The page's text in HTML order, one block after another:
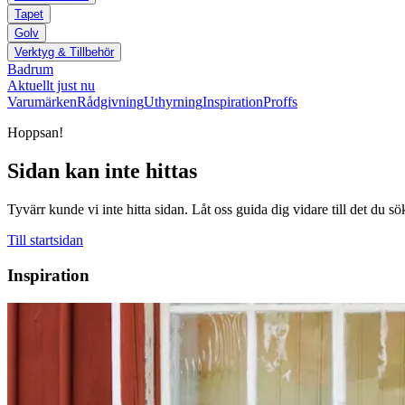
Tapet
Golv
Verktyg & Tillbehör
Badrum
Aktuellt just nu
VarumärkenRådgivningUthyrningInspirationProffs
Hoppsan!
Sidan kan inte hittas
Tyvärr kunde vi inte hitta sidan. Låt oss guida dig vidare till det du
Till startsidan
Inspiration